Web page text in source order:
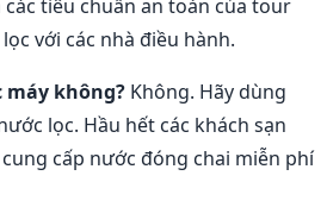
tiêu chuẩn an toàn của tour
với các nhà điều hành.
máy không? Không. Hãy dùng
lọc. Hầu hết các khách sạn
cấp nước đóng chai miễn phí